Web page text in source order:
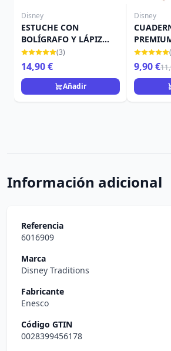
Disney
ESTUCHE CON
BOLÍGRAFO Y LÁPIZ
BONJOUR MARIE -
DISNEY LOS
ARISTOGATOS
(3)
14,90 €
Añadir
Disney
MARIE -
9,90 €
Información adicional
Referencia
6016909
Marca
Disney Traditions
Fabricante
Enesco
Código GTIN
0028399456178